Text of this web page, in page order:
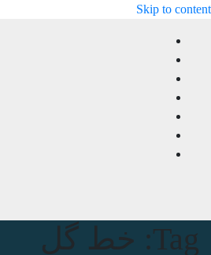
Skip to content
Tag: خط گل